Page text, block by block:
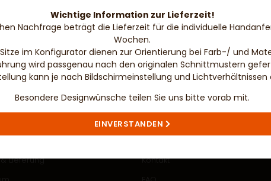
Wichtige Information zur Lieferzeit!
Nachfrage beträgt die Lieferzeit für die individuelle
Wochen.
im Konfigurator dienen zur Orientierung bei Farb-/ und
wird passgenau nach den originalen Schnittmustern
kann je nach Bildschirmeinstellung und Lichtverhältnissen
Besondere Designwünsche teilen Sie uns bitte vorab mit.
EINVERSTANDEN
Lieferung
Kontakt